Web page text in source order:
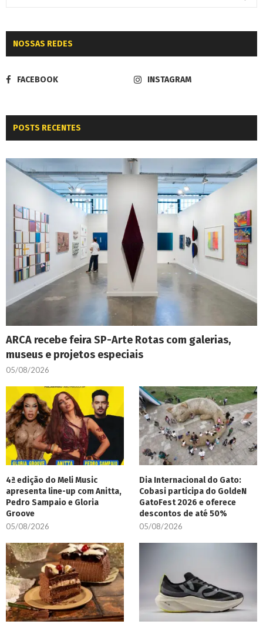
NOSSAS REDES
FACEBOOK INSTAGRAM
POSTS RECENTES
ARCA recebe feira SP-Arte Rotas com galerias,
museus e projetos especiais
05/08/2026
4ª edição do Meli Music
apresenta line-up com Anitta,
Pedro Sampaio e Gloria
Groove
05/08/2026
Dia Internacional do Gato:
Cobasi participa do GoldeN
GatoFest 2026 e oferece
descontos de até 50%
05/08/2026